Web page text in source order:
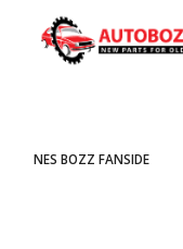
NES BOZZ FANSIDE